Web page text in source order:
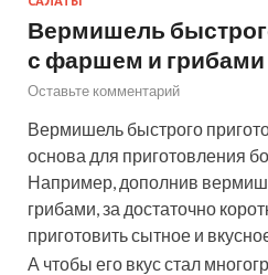
Вермишель
с фаршем и грибами
Оставьте комментарий
Вермишель быстрого
основа для приготовления
Например, дополнив
грибами, за достаточно
приготовить сытное и
А чтобы его вкус стал